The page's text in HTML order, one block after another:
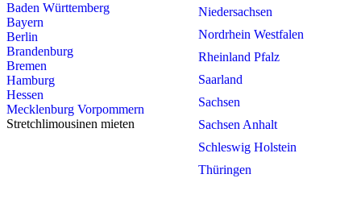
Baden Württemberg
Bayern
Berlin
Brandenburg
Bremen
Hamburg
Hessen
Mecklenburg Vorpommern
Niedersachsen
Nordrhein Westfalen
Rheinland Pfalz
Saarland
Sachsen
Sachsen Anhalt
Schleswig Holstein
Thüringen
Stretchlimousinen mieten